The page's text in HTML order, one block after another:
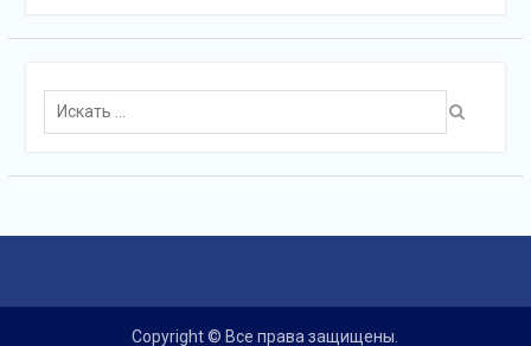
Поиск
для:
Copyright © Все права защищены.